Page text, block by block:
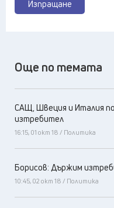
Изпращане
Още по темата
САЩ, Швеция и Италия
изтребител
16:15, 01 окт 18 / Политика
Борисов: Държим
10:45, 02 окт 18 / Политика